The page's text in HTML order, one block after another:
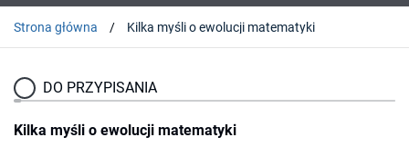
Strona główna Kilka myśli o ewolucji matematyki
DO PRZYPISANIA
Kilka myśli o ewolucji matematyki